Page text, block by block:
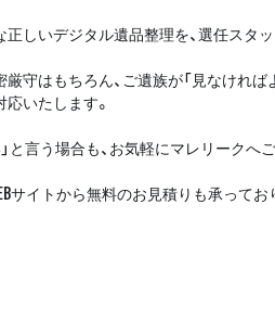
しいデジタル遺品整理を、選任スタ
守はもちろん、ご遺族が「見なけれ
いたします。
と言う場合も、お気軽にマレリークへ
サイトから無料のお見積りも承って